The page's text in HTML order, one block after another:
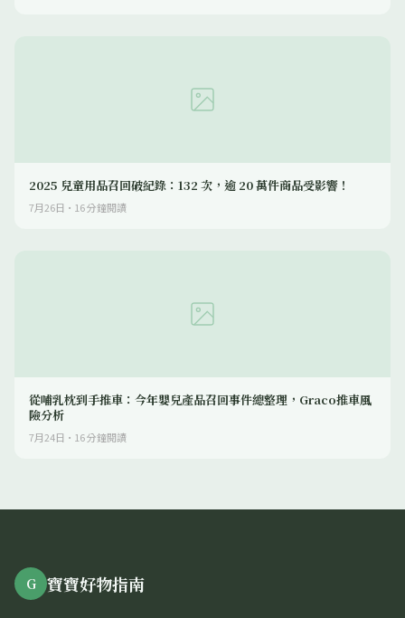
2025 兒童用品召回破紀錄：132 次，逾 20 萬件商品受影響！
7月26日 · 16分鐘閱讀
從哺乳枕到手推車：今年嬰兒產品召回事件總整理，Graco推車風
險分析
7月24日 · 16分鐘閱讀
G 寶寶好物指南